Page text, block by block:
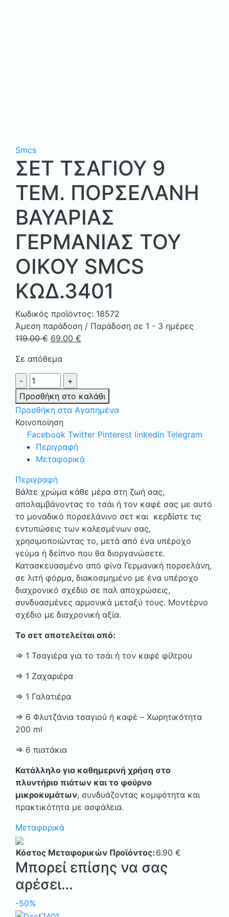
Smcs
ΣΕΤ ΤΣΑΓΙΟΥ 9
ΤΕΜ. ΠΟΡΣΕΛΑΝΗ
ΒΑΥΑΡΙΑΣ
ΓΕΡΜΑΝΙΑΣ ΤΟΥ
ΟΙΚΟΥ SMCS
ΚΩΔ.3401
Κωδικός προϊόντος: 18572
Άμεση παράδοση / Παράδοση σε 1 - 3 ημέρες
119.00€ Original
was:
119.00 €.
69.00 €
69.00 €.
Σε απόθεμα
ΣΕΤ
ΤΣΑΓΙΟΥ
9
ΤΕΜ.
ΠΟΡΣΕΛΑΝΗ
ΒΑΥΑΡΙΑΣ
ΓΕΡΜΑΝΙΑΣ
ΤΟΥ
ΟΙΚΟΥ
SMCS
ΚΩΔ.3401
ποσότητα
Προσθήκη στο καλάθι
Προσθήκη στα Αγαπημένα
Κοινοποίηση
Facebook Twitter Pinterest linkedin Telegram
Περιγραφή
Μεταφορικά
Περιγραφή
Βάλτε χρώμα κάθε μέρα στη ζωή σας,
απολαμβάνοντας το τσάι ή τον καφέ σας με αυτό
το μοναδικό πορσελάνινο σετ και κερδίστε τις
εντυπώσεις των καλεσμένων σας,
χρησιμοποιώντας το, μετά από ένα υπέροχο
γεύμα ή δείπνο που θα διοργανώσετε.
Κατασκευασμένο από φίνα Γερμανική πορσελάνη,
σε λιτή φόρμα, διακοσμημένο με ένα υπέροχο
διαχρονικό σχέδιο σε παλ αποχρώσεις,
συνδυασμένες αρμονικά μεταξύ τους. Μοντέρνο
σχέδιο με διαχρονική αξία.
Το σετ αποτελείται από:
⇒ 1 Τσαγιέρα για το τσάι ή τον καφέ φίλτρου
⇒ 1 Ζαχαριέρα
⇒ 1 Γαλατιέρα
⇒ 6 Φλυτζάνια τσαγιού ή καφέ – Xωρητικότητα
200 ml
⇒ 6 πιατάκια
Κατάλληλο για καθημερινή χρήση στο
πλυντήριο πιάτων και το φούρνο
μικροκυμάτων, συνδυάζοντας κομψότητα και
πρακτικότητα με ασφάλεια.
Μεταφορικά
Κόστος Μεταφορικών Προϊόντος: 6.90 €
Μπορεί επίσης να σας
αρέσει…
-50%